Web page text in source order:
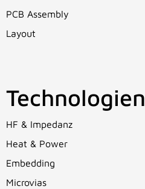
PCB Assembly
Layout
Technologien
HF & Impedanz
Heat & Power
Embedding
Microvias